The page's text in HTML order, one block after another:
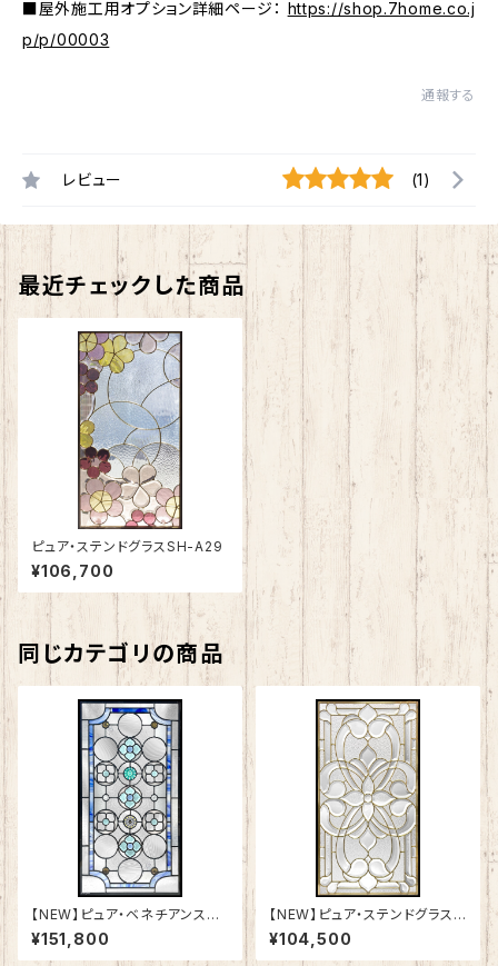
■屋外施工用オプション詳細ページ： https://shop.7home.co.j
p/p/00003
通報する
レビュー (1)
最近チェックした商品
ピュア・ステンドグラスSH-A29
¥106,700
同じカテゴリの商品
【NEW】ピュア・ベネチアンステ
ンドグラスSH-VA03
¥151,800
【NEW】ピュア・ステンドグラスS
H-A50
¥104,500